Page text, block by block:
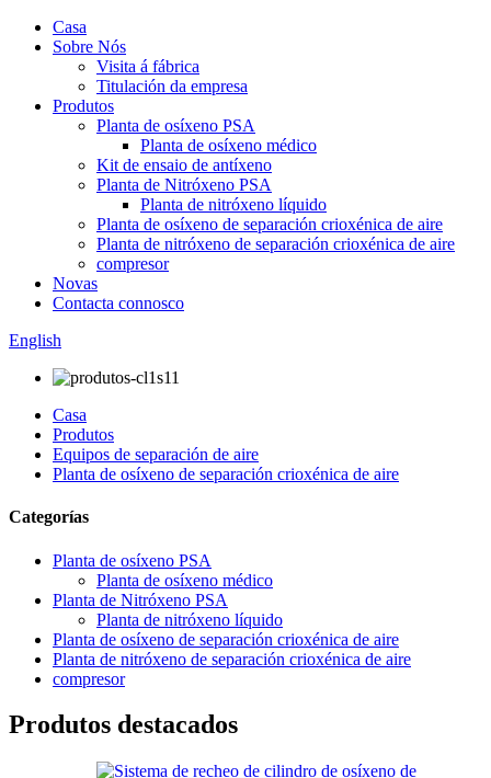
Casa
Sobre Nós
Visita á fábrica
Titulación da empresa
Produtos
Planta de osíxeno PSA
Planta de osíxeno médico
Kit de ensaio de antíxeno
Planta de Nitróxeno PSA
Planta de nitróxeno líquido
Planta de osíxeno de separación crioxénica de aire
Planta de nitróxeno de separación crioxénica de aire
compresor
Novas
Contacta connosco
English
Casa
Produtos
Equipos de separación de aire
Planta de osíxeno de separación crioxénica de aire
Categorías
Planta de osíxeno PSA
Planta de osíxeno médico
Planta de Nitróxeno PSA
Planta de nitróxeno líquido
Planta de osíxeno de separación crioxénica de aire
Planta de nitróxeno de separación crioxénica de aire
compresor
Produtos destacados